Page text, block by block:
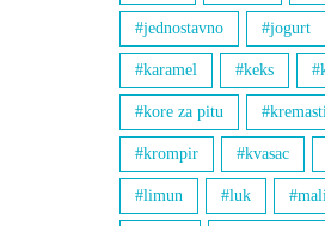
jednostavno jogurt
karamel keks
kore za pitu
krompir kvasac
limun luk